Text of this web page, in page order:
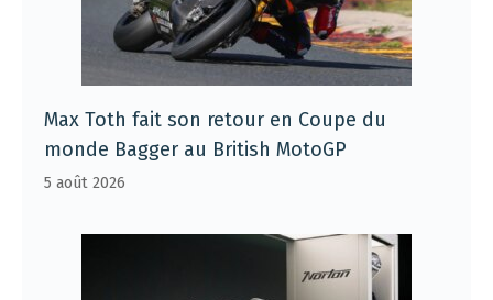
Max Toth fait son retour en Coupe du
monde Bagger au British MotoGP
5 août 2026